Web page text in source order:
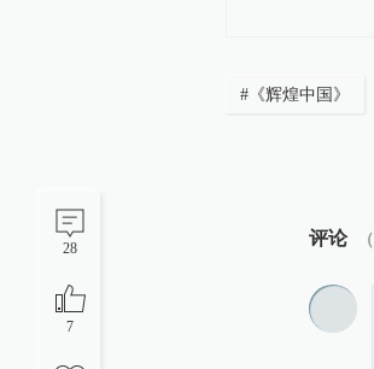
28
7
# 《辉煌中国》
评论 （